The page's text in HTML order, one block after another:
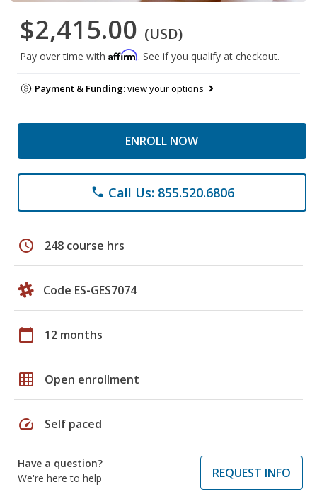
$2,415.00 (USD)
Pay over time with Affirm. See if you qualify at checkout.
Payment & Funding:view your options
ENROLL NOW
phone Call Us: 855.520.6806
schedule 248 course hrs
Code ES-GES7074
calendar_today 12 months
grid_on Open enrollment
speed Self paced
Have a question?
We're here to help
REQUEST INFO